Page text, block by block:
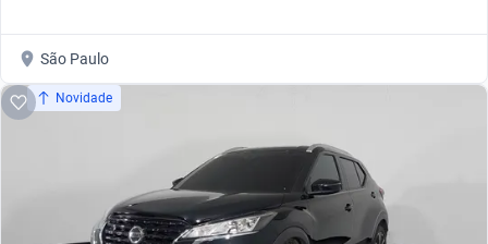
São Paulo
Novidade